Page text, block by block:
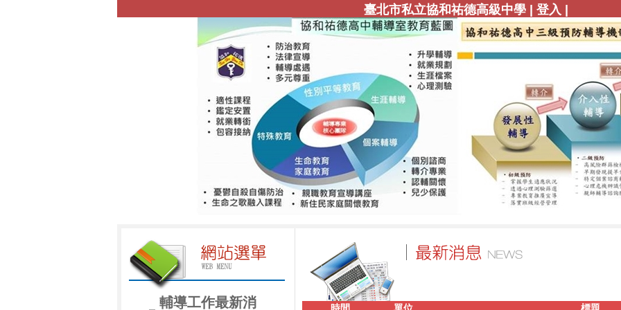
臺北市私立協和祐德高級中學| 登入 |
輔導工作最新消